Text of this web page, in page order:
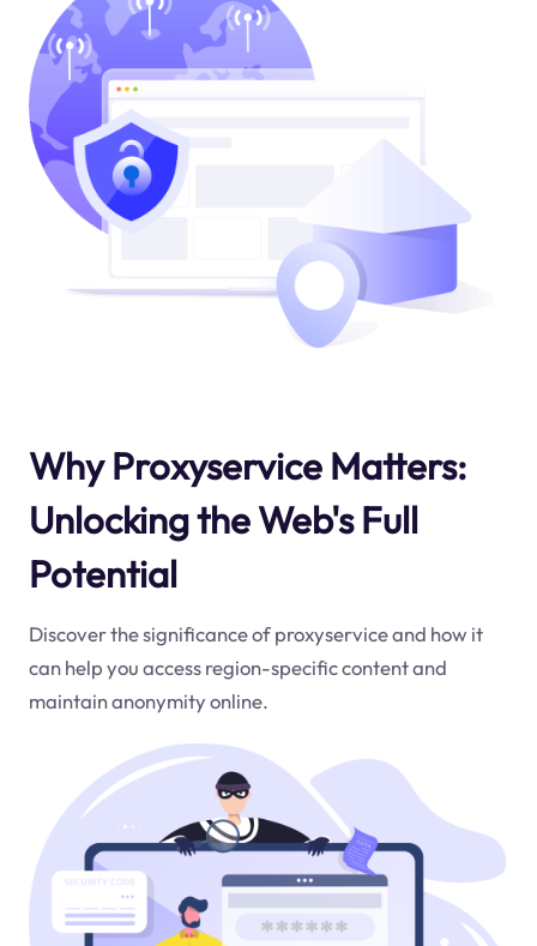
Why Proxyservice Matters:
Unlocking the Web's Full
Potential
Discover the significance of proxyservice and how it
can help you access region-specific content and
maintain anonymity online.